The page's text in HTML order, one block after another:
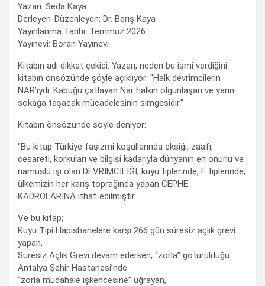
Yazan: Seda Kaya
Derleyen-Düzenleyen: Dr. Barış Kaya
Yayınlanma Tarihi: Temmuz 2026
Yayınevi: Boran Yayınevi
Kitabın adı dikkat çekici. Yazarı, neden bu ismi verdiğini
kitabın önsözünde şöyle açıklıyor: "Halk devrimcilerin
NAR’ıydı. Kabuğu çatlayan Nar halkın olgunlaşan ve yarın
sokağa taşacak mücadelesinin simgesidir."
Kitabın önsözünde söyle deniyor:
"Bu kitap Türkiye faşizmi koşullarında eksiği, zaafı,
cesareti, korkuları ve bilgisi kadarıyla dünyanın en onurlu ve
namuslu işi olan DEVRİMCİLİĞİ; kuyu tiplerinde, F tiplerinde,
ülkemizin her karış toprağında yapan CEPHE
KADROLARINA ithaf edilmiştir.
Ve bu kitap;
Kuyu Tipi Hapishanelere karşı 266 gün süresiz açlık grevi
yapan,
Süresiz Açlık Grevi devam ederken, “zorla” götürüldüğü
Antalya Şehir Hastanesi’nde
“zorla müdahale işkencesine” uğrayan,